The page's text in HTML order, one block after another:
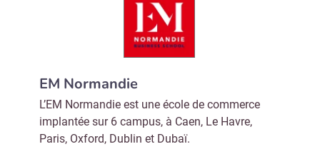
EM Normandie
L’EM Normandie est une école de commerce
implantée sur 6 campus, à Caen, Le Havre,
Paris, Oxford, Dublin et Dubaï.